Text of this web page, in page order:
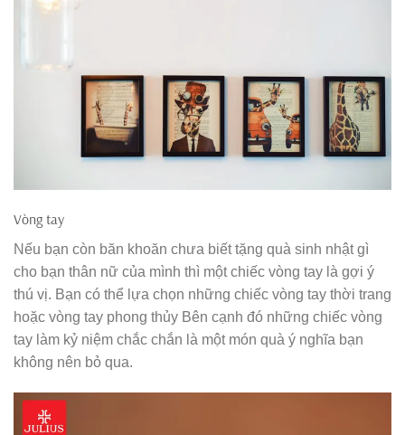
Vòng tay
Nếu bạn còn băn khoăn chưa biết tặng quà sinh nhật gì
cho bạn thân nữ của mình thì một chiếc vòng tay là gợi ý
thú vị. Bạn có thể lựa chọn những chiếc vòng tay thời trang
hoặc vòng tay phong thủy Bên cạnh đó những chiếc vòng
tay làm kỷ niệm chắc chắn là một món quà ý nghĩa bạn
không nên bỏ qua.